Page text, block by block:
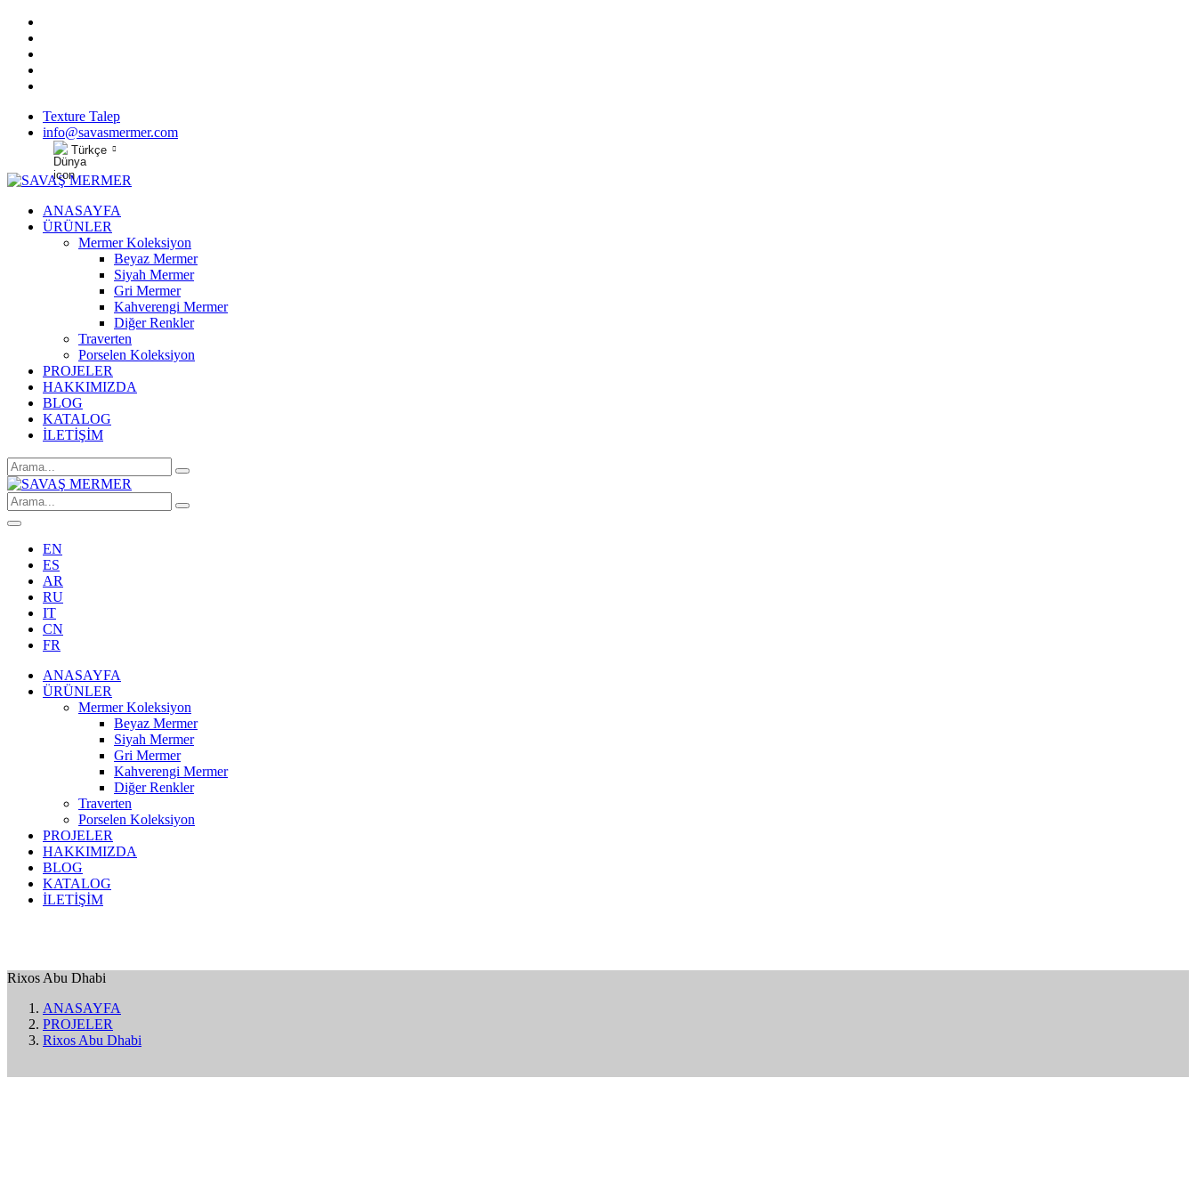
Texture Talep
info@savasmermer.com
Türkçe
ANASAYFA
ÜRÜNLER
Mermer Koleksiyon
Beyaz Mermer
Siyah Mermer
Gri Mermer
Kahverengi Mermer
Diğer Renkler
Traverten
Porselen Koleksiyon
PROJELER
HAKKIMIZDA
BLOG
KATALOG
İLETİŞİM
EN
ES
AR
RU
IT
CN
FR
ANASAYFA
ÜRÜNLER
Mermer Koleksiyon
Beyaz Mermer
Siyah Mermer
Gri Mermer
Kahverengi Mermer
Diğer Renkler
Traverten
Porselen Koleksiyon
PROJELER
HAKKIMIZDA
BLOG
KATALOG
İLETİŞİM
Rixos Abu Dhabi
ANASAYFA
PROJELER
Rixos Abu Dhabi